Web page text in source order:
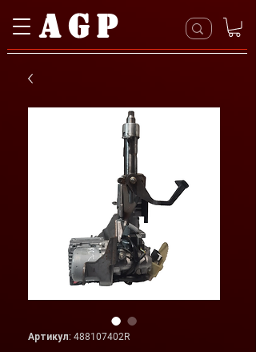
AGP
Артикул: 488107402R